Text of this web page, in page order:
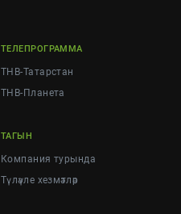
ТЕЛЕПРОГРАММА
ТНВ-Татарстан
ТНВ-Планета
ТАГЫН
Компания турында
Түләүле хезмәтләр